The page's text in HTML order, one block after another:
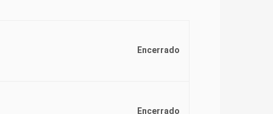
Encerrado
Encerrado